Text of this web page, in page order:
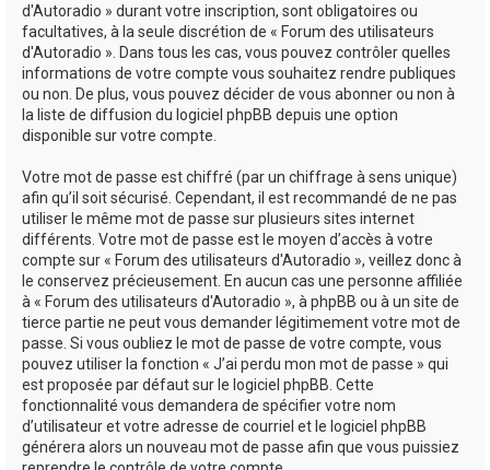
d'Autoradio » durant votre inscription, sont obligatoires ou
facultatives, à la seule discrétion de « Forum des utilisateurs
d'Autoradio ». Dans tous les cas, vous pouvez contrôler quelles
informations de votre compte vous souhaitez rendre publiques
ou non. De plus, vous pouvez décider de vous abonner ou non à
la liste de diffusion du logiciel phpBB depuis une option
disponible sur votre compte.
Votre mot de passe est chiffré (par un chiffrage à sens unique)
afin qu’il soit sécurisé. Cependant, il est recommandé de ne pas
utiliser le même mot de passe sur plusieurs sites internet
différents. Votre mot de passe est le moyen d’accès à votre
compte sur « Forum des utilisateurs d'Autoradio », veillez donc à
le conservez précieusement. En aucun cas une personne affiliée
à « Forum des utilisateurs d'Autoradio », à phpBB ou à un site de
tierce partie ne peut vous demander légitimement votre mot de
passe. Si vous oubliez le mot de passe de votre compte, vous
pouvez utiliser la fonction « J’ai perdu mon mot de passe » qui
est proposée par défaut sur le logiciel phpBB. Cette
fonctionnalité vous demandera de spécifier votre nom
d’utilisateur et votre adresse de courriel et le logiciel phpBB
générera alors un nouveau mot de passe afin que vous puissiez